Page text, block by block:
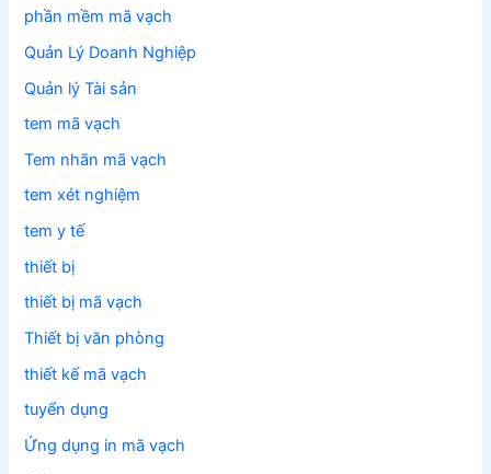
phần mềm mã vạch
Quản Lý Doanh Nghiệp
Quản lý Tài sản
tem mã vạch
Tem nhãn mã vạch
tem xét nghiệm
tem y tế
thiết bị
thiết bị mã vạch
Thiết bị văn phòng
thiết kế mã vạch
tuyển dụng
Ứng dụng in mã vạch